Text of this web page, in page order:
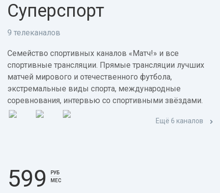
Суперспорт
9 телеканалов
Семейство спортивных каналов «Матч!» и все
спортивные трансляции. Прямые трансляции лучших
матчей мирового и отечественного футбола,
экстремальные виды спорта, международные
соревнования, интервью со спортивными звёздами.
Ещё 6 каналов
599
РУБ
МЕС